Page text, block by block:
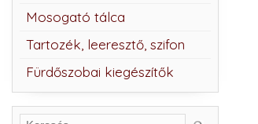
Mosogató tálca
Tartozék, leeresztő, szifon
Fürdőszobai kiegészítők